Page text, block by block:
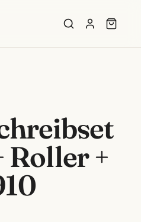
Roller +